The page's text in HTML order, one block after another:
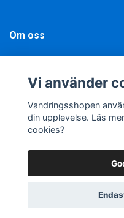
Om oss
Sociala medier
© 2026
Vi använder
Vandringsshopen
din upplevelse. Läs
cookies?